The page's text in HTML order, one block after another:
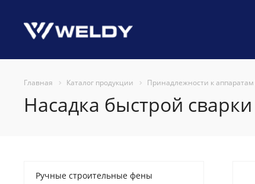
Главная Каталог продукции Принадлежности к аппаратам
Насадка быстрой
Ручные строительные фены